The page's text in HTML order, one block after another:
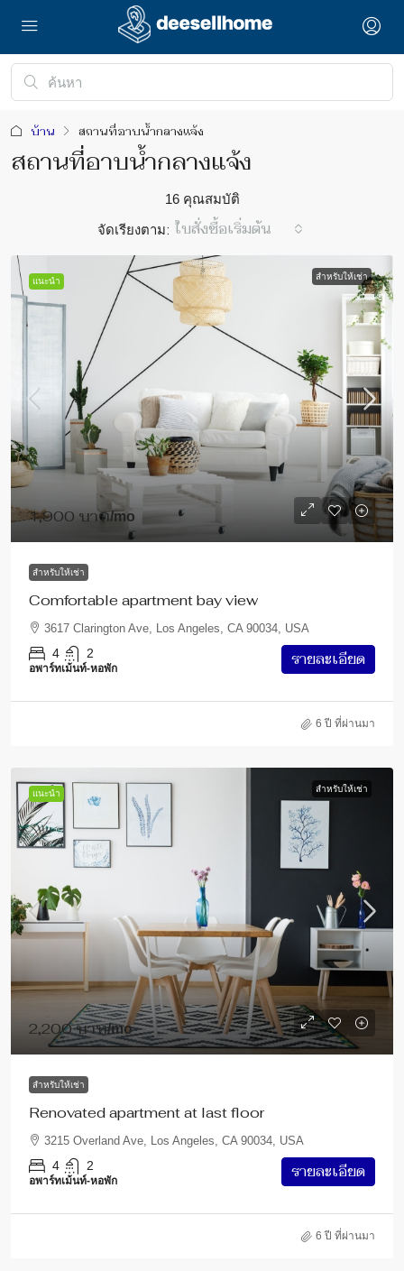
บ้าน สถานที่อาบน้ำกลางแจ้ง
สถานที่อาบน้ำกลางแจ้ง
16 คุณสมบัติ
จัดเรียงตาม: ใบสั่งซื้อเริ่มต้น
แนะนำ สำหรับให้เช่า
1,900 บาท/mo
สำหรับให้เช่า
Comfortable apartment bay view
3617 Clarington Ave, Los Angeles, CA 90034, USA
4 2
อพาร์ทเม้นท์-หอพัก
รายละเอียด
6 ปี ที่ผ่านมา
แนะนำ สำหรับให้เช่า
2,200 บาท/mo
สำหรับให้เช่า
Renovated apartment at last floor
3215 Overland Ave, Los Angeles, CA 90034, USA
4 2
อพาร์ทเม้นท์-หอพัก
รายละเอียด
6 ปี ที่ผ่านมา